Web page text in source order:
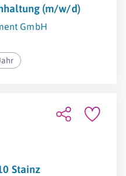
(m/w/d)
GmbH
Stainz